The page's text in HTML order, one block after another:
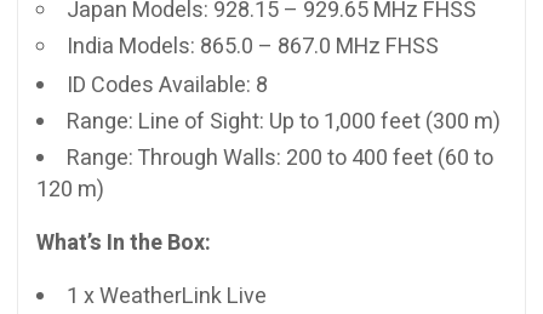
Japan Models: 928.15 – 929.65 MHz FHSS
India Models: 865.0 – 867.0 MHz FHSS
ID Codes Available: 8
Range: Line of Sight: Up to 1,000 feet (300 m)
Range: Through Walls: 200 to 400 feet (60 to
120 m)
What’s In the Box:
1 x WeatherLink Live